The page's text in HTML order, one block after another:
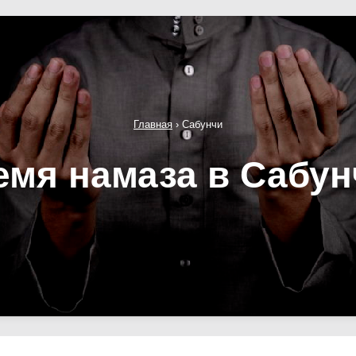
Главная › Сабунчи
намаза в